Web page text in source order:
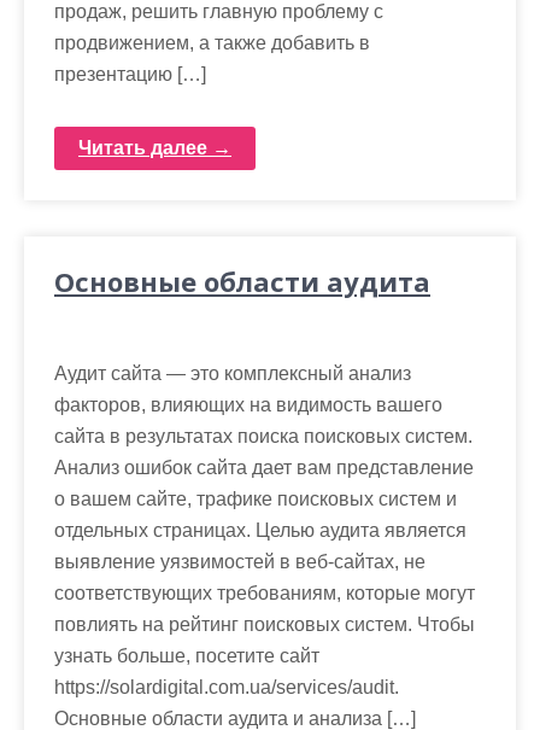
продаж, решить главную проблему с
продвижением, а также добавить в
презентацию […]
Читать далее →
Основные области аудита
Аудит сайта — это комплексный анализ
факторов, влияющих на видимость вашего
сайта в результатах поиска поисковых систем.
Анализ ошибок сайта дает вам представление
о вашем сайте, трафике поисковых систем и
отдельных страницах. Целью аудита является
выявление уязвимостей в веб-сайтах, не
соответствующих требованиям, которые могут
повлиять на рейтинг поисковых систем. Чтобы
узнать больше, посетите сайт
https://solardigital.com.ua/services/audit.
Основные области аудита и анализа […]